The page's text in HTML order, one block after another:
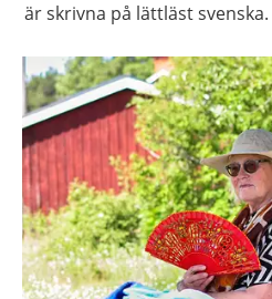
är skrivna på lättläst svenska.